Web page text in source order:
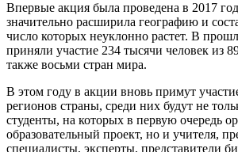
Впервые акция была проведена в 2017
значительно расширила географию и
число которых неуклонно растет. В
приняли участие 234 тысячи человек из
также восьми стран мира.
В этом году в акции вновь примут
регионов страны, среди них будут не
студенты, на которых в первую очередь
образовательный проект, но и учителя,
специалисты, эксперты, представители